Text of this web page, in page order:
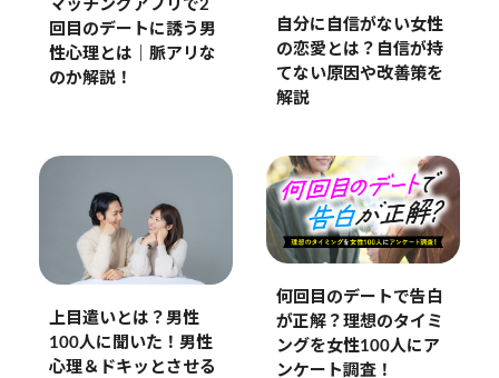
マッチングアプリで2
回目のデートに誘う男
性心理とは｜脈アリな
のか解説！
自分に自信がない女性
の恋愛とは？自信が持
てない原因や改善策を
解説
上目遣いとは？男性
100人に聞いた！男性
心理＆ドキッとさせる
何回目のデートで告白
が正解？理想のタイミ
ングを女性100人にア
ンケート調査！